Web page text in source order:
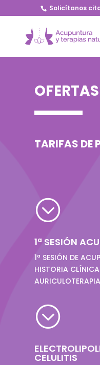
Solicítanos
OFERTAS
TARIFAS DE
;
1ª SESIÓN
1ª SESIÓN DE
HISTORIA
;
CELULITIS